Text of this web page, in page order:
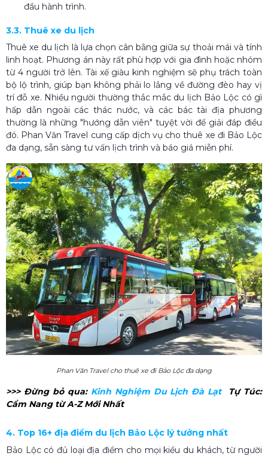
đầu hành trình.
3.3. Thuê xe du lịch
Thuê xe du lịch là lựa chọn cân bằng giữa sự thoải mái và tính
linh hoạt. Phương án này rất phù hợp với gia đình hoặc nhóm
từ 4 người trở lên. Tài xế giàu kinh nghiệm sẽ phụ trách toàn
bộ lộ trình, giúp bạn không phải lo lắng về đường đèo hay vị
trí đỗ xe. Nhiều người thường thắc mắc du lịch Bảo Lộc có gì
hấp dẫn ngoài các thác nước, và các bác tài địa phương
thường là những "hướng dẫn viên" tuyệt vời để giải đáp điều
đó. Phan Văn Travel cung cấp dịch vụ cho thuê xe đi Bảo Lộc
đa dạng, sẵn sàng tư vấn lịch trình và báo giá miễn phí.
Phan Văn Travel cho thuê xe đi Bảo Lộc đa dạng
>>> Đừng bỏ qua: Kinh Nghiệm Du Lịch Đà LạtTự Túc:
Cẩm Nang từ A-Z Mới Nhất
4. Top 16+ địa điểm du lịch Bảo Lộc lý tưởng nhất
Bảo Lộc có đủ loại địa điểm cho mọi kiểu du khách, từ người